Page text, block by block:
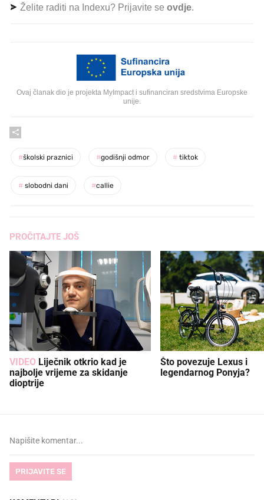
Želite raditi na Indexu? Prijavite se ovdje.
Ovaj članak dio je projekta MyImpact i sufinanciran sredstvima Europske
unije.
#školski praznici #godišnji odmor # tiktok
# slobodni dani #callie
PROČITAJTE JOŠ
VIDEO
najbolje vrijeme za skidanje
dioptrije
Što povezuje Lexus i
legendarnog Ponyja?
PRIJAVITE SE